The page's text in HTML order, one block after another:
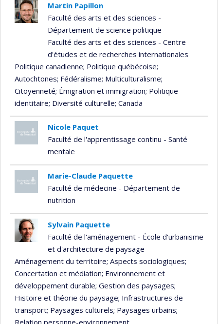
Martin Papillon
Faculté des arts et des sciences -
Département de science politique
Faculté des arts et des sciences - Centre
d'études et de recherches internationales
Politique canadienne; Politique québécoise;
Autochtones; Fédéralisme; Multiculturalisme;
Citoyenneté; Émigration et immigration; Politique
identitaire; Diversité culturelle; Canada
Nicole Paquet
Faculté de l'apprentissage continu - Santé
mentale
Marie-Claude Paquette
Faculté de médecine - Département de
nutrition
Sylvain Paquette
Faculté de l'aménagement - École d'urbanisme
et d'architecture de paysage
Aménagement du territoire; Aspects sociologiques;
Concertation et médiation; Environnement et
développement durable; Gestion des paysages;
Histoire et théorie du paysage; Infrastructures de
transport; Paysages culturels; Paysages urbains;
Relation personne-environnement